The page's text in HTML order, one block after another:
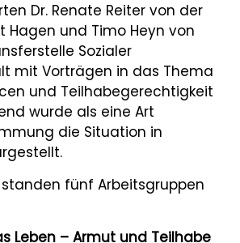
Dr. Renate Reiter von der
Hagen und Timo Heyn von
Sozialer
mit Vorträgen in das Thema
und Teilhabegerechtigkeit
wurde als eine Art
die Situation in
fünf Arbeitsgruppen
Leben – Armut und Teilhabe